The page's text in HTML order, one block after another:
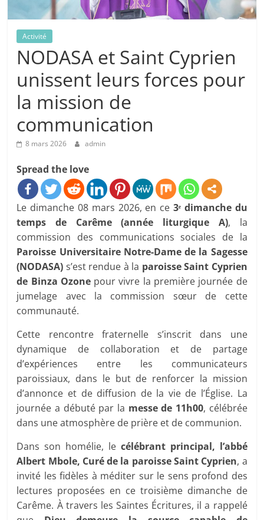
Activité
NODASA et Saint Cyprien
unissent leurs forces pour
la mission de
communication
8 mars 2026 admin
Spread the love
Le dimanche 08 mars 2026, en ce 3ᵉ dimanche du
temps de Carême (année liturgique A), la
commission des communications sociales de la
Paroisse Universitaire Notre-Dame de la Sagesse
(NODASA) s’est rendue à la paroisse Saint Cyprien
de Binza Ozonepour vivre la première journée de
jumelage avec la commission sœur de cette
communauté.
Cette rencontre fraternelle s’inscrit dans une
dynamique de collaboration et de partage
d’expériences entre les communicateurs
paroissiaux, dans le but de renforcer la mission
d’annonce et de diffusion de la vie de l’Église. La
journée a débuté par la messe de 11h00, célébrée
dans une atmosphère de prière et de communion.
Dans son homélie, le célébrant principal, l’abbé
Albert Mbole, Curé de la paroisse Saint Cyprien, a
invité les fidèles à méditer sur le sens profond des
lectures proposées en ce troisième dimanche de
Carême. À travers les Saintes Écritures, il a rappelé